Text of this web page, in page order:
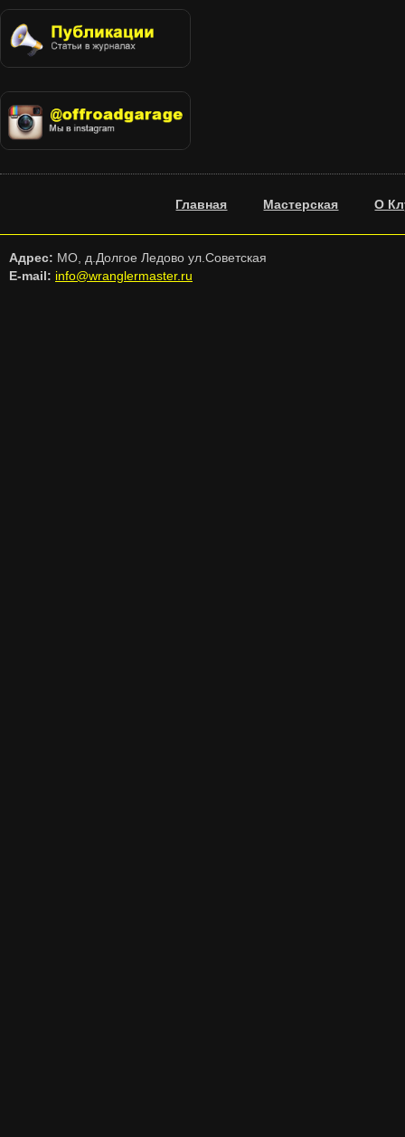
Главная Мастерская О
Адрес: МО, д.Долгое Ледово ул.Советская
E-mail: info@wranglermaster.ru